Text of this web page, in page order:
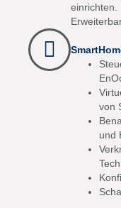
einrichten.
von
und